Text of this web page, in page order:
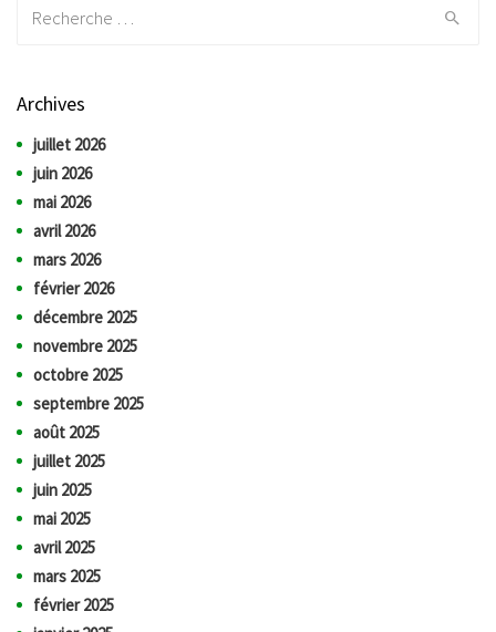
Archives
juillet 2026
juin 2026
mai 2026
avril 2026
mars 2026
février 2026
décembre 2025
novembre 2025
octobre 2025
septembre 2025
août 2025
juillet 2025
juin 2025
mai 2025
avril 2025
mars 2025
février 2025